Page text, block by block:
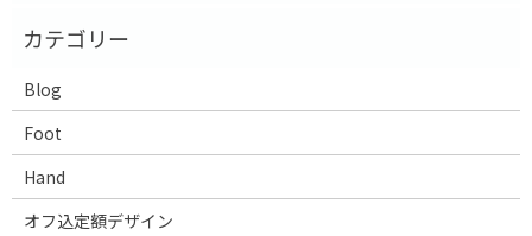
Blog
Foot
Hand
オフ込定額デザイン